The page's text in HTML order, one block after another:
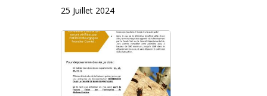
25 Juillet 2024